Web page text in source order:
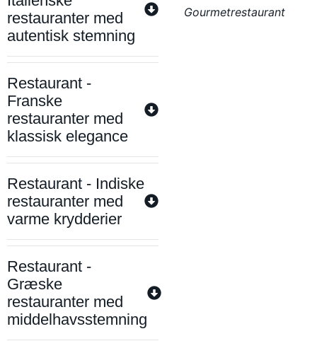
restauranter med
autentisk stemning
Restaurant -
Franske
restauranter med
klassisk elegance
Restaurant - Indiske
restauranter med
varme krydderier
Restaurant -
Græske
restauranter med
middelhavsstemning
Gourmetrestaurant